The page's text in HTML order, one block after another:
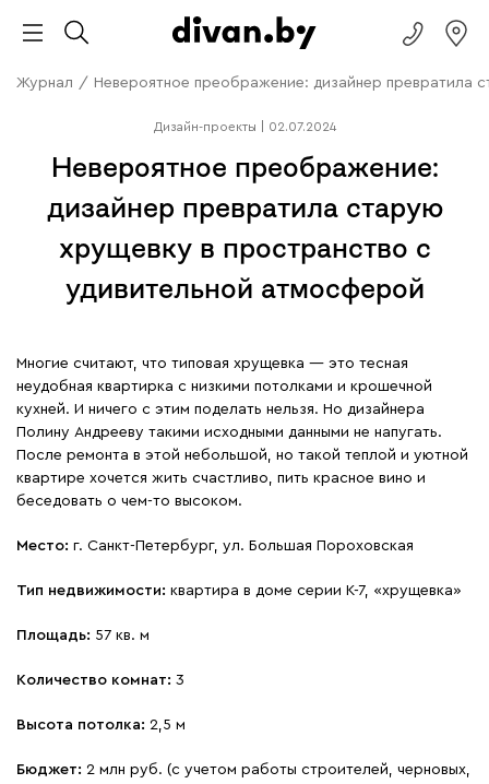
Журнал / Невероятное преображение: дизайнер превратила
Дизайн-проекты 02.07.2024
Невероятное преображение:
дизайнер превратила старую
хрущевку в пространство с
удивительной атмосферой
Многие считают, что типовая хрущевка — это тесная
неудобная квартирка с низкими потолками и крошечной
кухней. И ничего с этим поделать нельзя. Но дизайнера
Полину Андрееву такими исходными данными не напугать.
После ремонта в этой небольшой, но такой теплой и уютной
квартире хочется жить счастливо, пить красное вино и
беседовать о чем-то высоком.
Место: г. Санкт-Петербург, ул. Большая Пороховская
Тип недвижимости: квартира в доме серии К-7, «хрущевка»
Площадь: 57 кв. м
Количество комнат: 3
Высота потолка: 2,5 м
Бюджет: 2 млн руб. (с учетом работы строителей, черновых,